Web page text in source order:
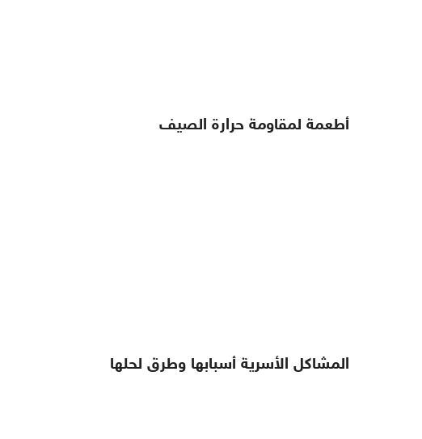
أطعمة لمقاومة حرارة الصيف
المشاكل الأسرية أسبابها وطرق لحلها